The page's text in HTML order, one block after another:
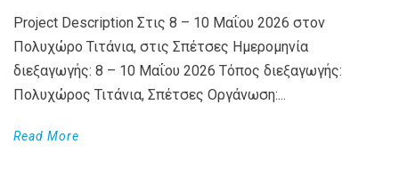
Project Description Στις 8 – 10 Μαΐου 2026 στον
Πολυχώρο Τιτάνια, στις Σπέτσες Ημερομηνία
διεξαγωγής: 8 – 10 Μαΐου 2026 Τόπος διεξαγωγής:
Πολυχώρος Τιτάνια, Σπέτσες Οργάνωση:...
Read More